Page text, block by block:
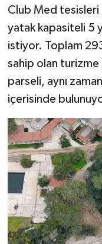
Club Med tesisleri
yatak kapasiteli 5
istiyor. Toplam
sahip olan
parseli, aynı
içerisinde